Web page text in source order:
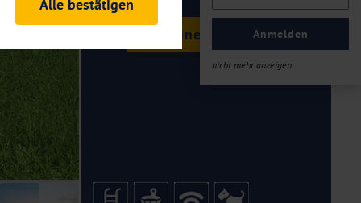
Anmelden
nicht mehr anzeigen
Termine & Preise
und Analysen. Mithilfe
Auftritts ermitteln und
es zu einer Drittlands
Daten finden Sie in unseren
Alle bestätigen